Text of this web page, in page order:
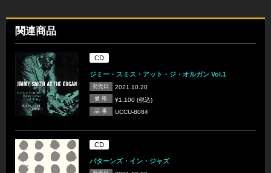
関連商品
CD
ジミー・スミス・アット・ジ・オルガン Vol.1
発売日 2021.10.20
価 格 ¥1,100 (税込)
品 番 UCCU-8084
CD
パターンズ・イン・ジャズ